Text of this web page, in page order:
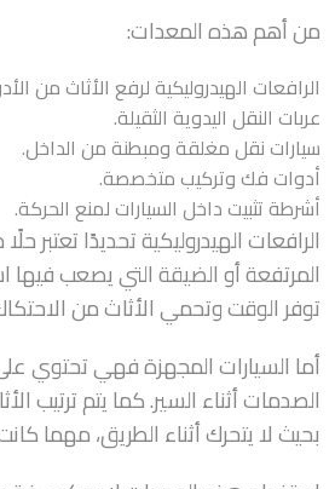
من أهم هذه المعدات:
الرافعات الهيدروليكية لرفع الأثاث من
عربات النقل اليدوية الثقيلة.
سيارات نقل مغلقة ومبطنة من الداخل.
أدوات فك وتركيب متخصصة.
أشرطة تثبيت داخل السيارات لمنع الحركة.
الرافعات الهيدروليكية تحديدًا تعتبر
المرتفعة أو الضيقة التي يصعب
توفر الوقت وتحمي الأثاث من الاحتكاك
أما السيارات المجهزة فهي تحتوي
الصدمات أثناء السير. كما يتم ترتيب
بحيث لا يتحرك أثناء الطريق، مهما